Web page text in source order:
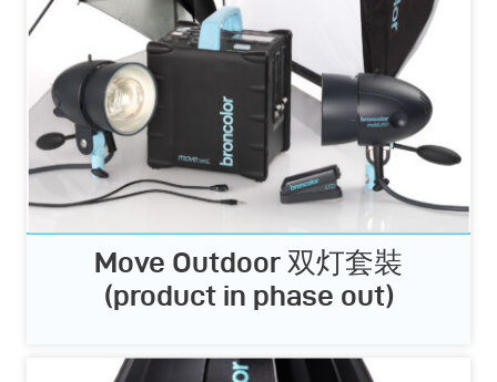
Move Outdoor 双灯套裝
(product in phase out)